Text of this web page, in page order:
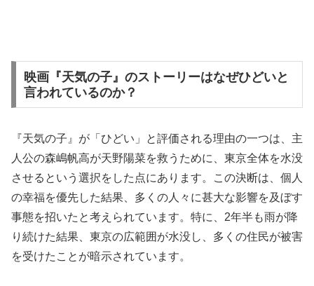
映画『天気の子』のストーリーはなぜひどいと
言われているのか？
『天気の子』が「ひどい」と評価される理由の一つは、主
人公の森嶋帆高が天野陽菜を救うために、東京全体を水没
させるという選択をした点にあります。この決断は、個人
の幸福を優先した結果、多くの人々に甚大な影響を及ぼす
事態を招いたと考えられています。特に、2年半も雨が降
り続けた結果、東京の広範囲が水没し、多くの住民が被害
を受けたことが暗示されています。